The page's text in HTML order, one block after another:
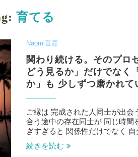
育てる
Naomi言霊
関わり続ける。そのプロ
どう見るか」だけでなく
か」も 少しずつ磨かれて
ご縁は 完成された人同士が出会
合う途中の存在同士が 同じ時間
ぎすぎると 関係性だけでなく 自
続きを読む